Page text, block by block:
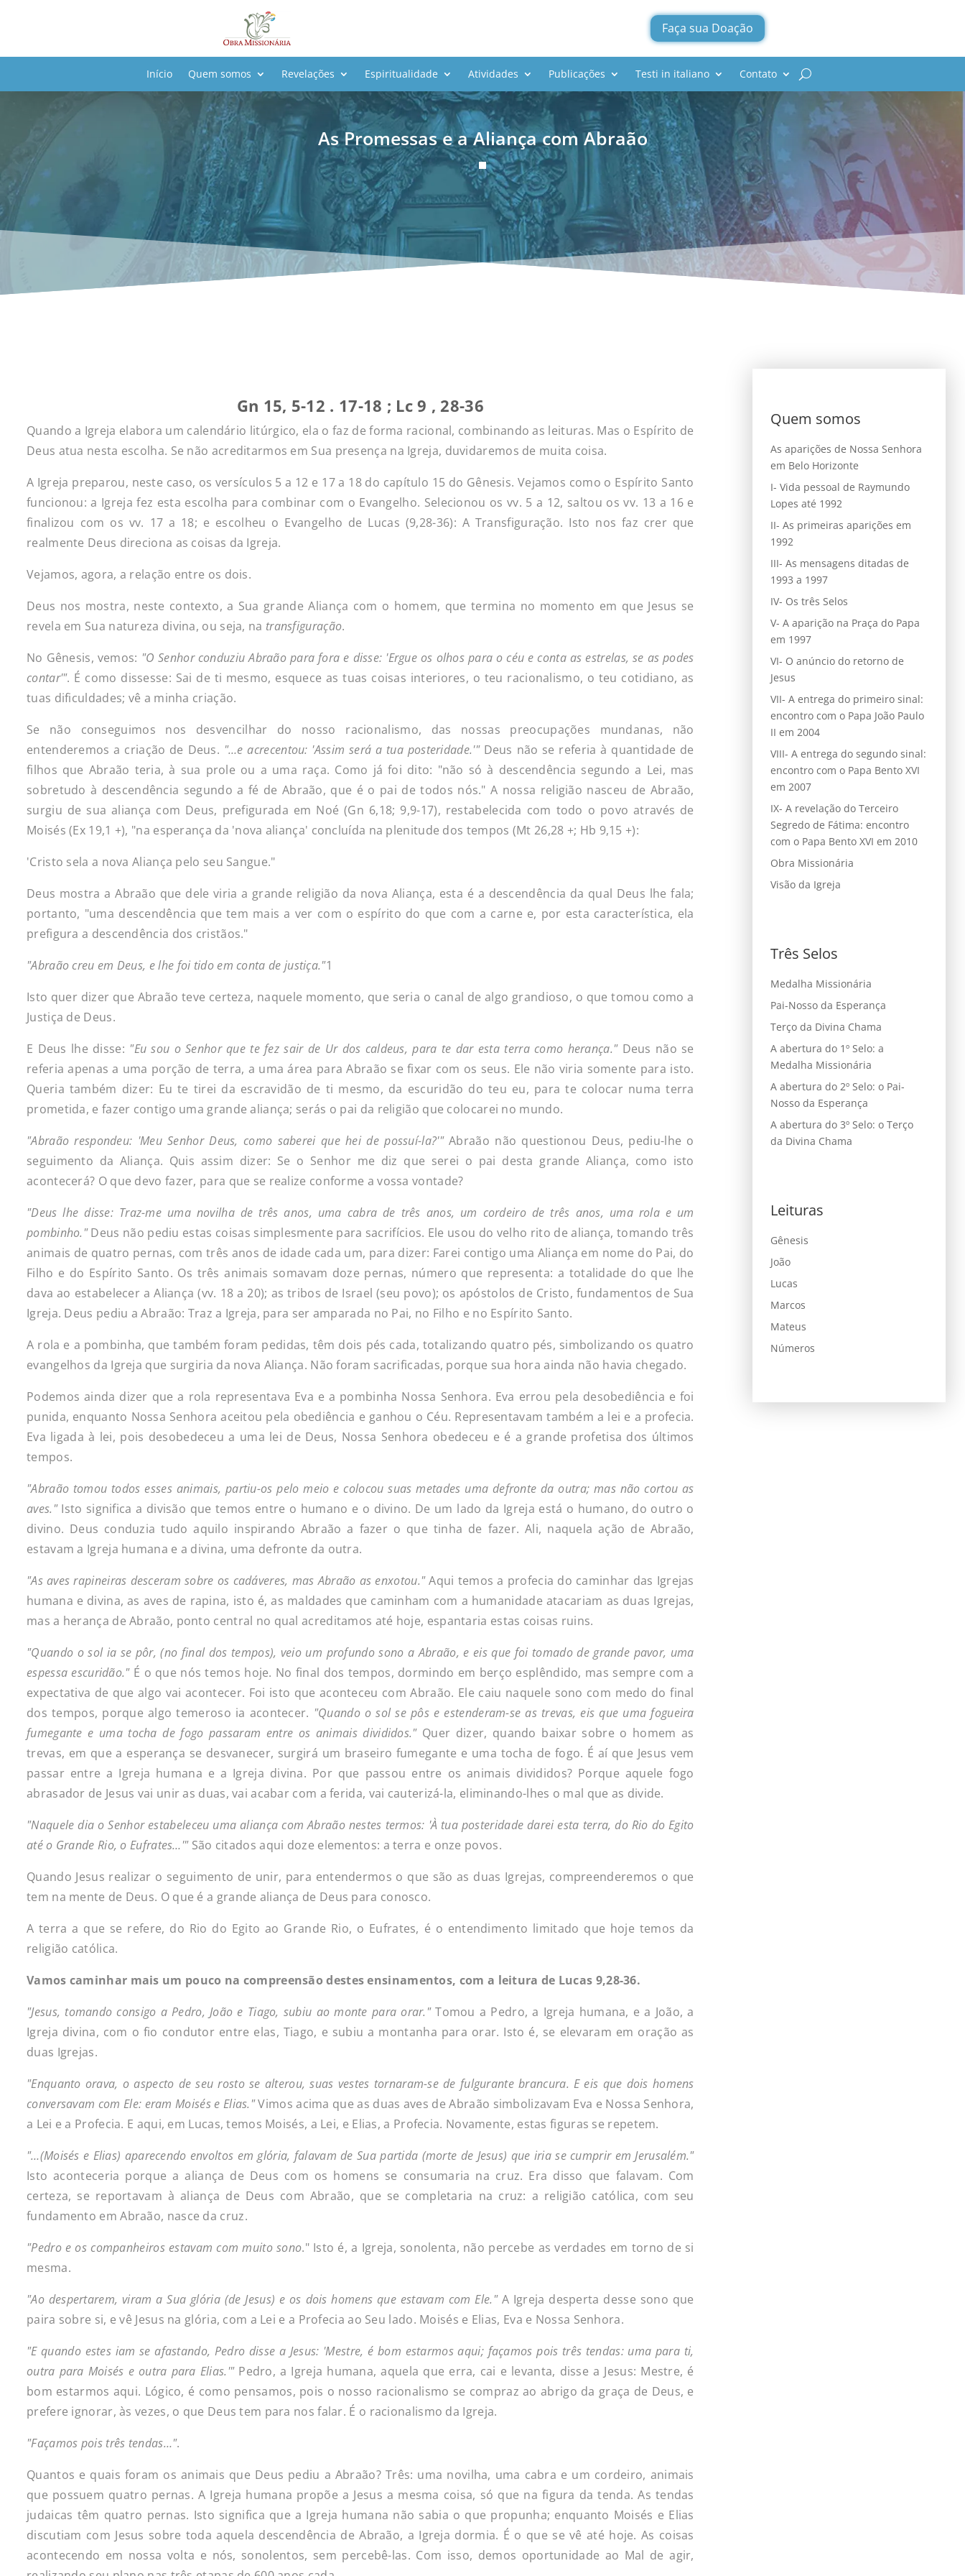
Faça sua Doação
Início Quem somos Revelações Espiritualidade Atividades Publicações Testi in italiano Contato
As Promessas e a Aliança com Abraão
Gn 15, 5-12 . 17-18 ; Lc 9 , 28-36
Quando a Igreja elabora um calendário litúrgico, ela o faz de forma racional, combinando as leituras. Mas o Espírito de
Deus atua nesta escolha. Se não acreditarmos em Sua presença na Igreja, duvidaremos de muita coisa.
A Igreja preparou, neste caso, os versículos 5 a 12 e 17 a 18 do capítulo 15 do Gênesis. Vejamos como o Espírito Santo
funcionou: a Igreja fez esta escolha para combinar com o Evangelho. Selecionou os vv. 5 a 12, saltou os vv. 13 a 16 e
finalizou com os vv. 17 a 18; e escolheu o Evangelho de Lucas (9,28-36): A Transfiguração. Isto nos faz crer que
realmente Deus direciona as coisas da Igreja.
Vejamos, agora, a relação entre os dois.
Deus nos mostra, neste contexto, a Sua grande Aliança com o homem, que termina no momento em que Jesus se
revela em Sua natureza divina, ou seja, na transfiguração.
No Gênesis, vemos: "O Senhor conduziu Abraão para fora e disse: 'Ergue os olhos para o céu e conta as estrelas, se as podes
contar'". É como dissesse: Sai de ti mesmo, esquece as tuas coisas interiores, o teu racionalismo, o teu cotidiano, as
tuas dificuldades; vê a minha criação.
Se não conseguimos nos desvencilhar do nosso racionalismo, das nossas preocupações mundanas, não
entenderemos a criação de Deus. "…e acrecentou: 'Assim será a tua posteridade.'" Deus não se referia à quantidade de
filhos que Abraão teria, à sua prole ou a uma raça. Como já foi dito: "não só à descendência segundo a Lei, mas
sobretudo à descendência segundo a fé de Abraão, que é o pai de todos nós." A nossa religião nasceu de Abraão,
surgiu de sua aliança com Deus, prefigurada em Noé (Gn 6,18; 9,9-17), restabelecida com todo o povo através de
Moisés (Ex 19,1 +), "na esperança da 'nova aliança' concluída na plenitude dos tempos (Mt 26,28 +; Hb 9,15 +):
'Cristo sela a nova Aliança pelo seu Sangue."
Deus mostra a Abraão que dele viria a grande religião da nova Aliança, esta é a descendência da qual Deus lhe fala;
portanto, "uma descendência que tem mais a ver com o espírito do que com a carne e, por esta característica, ela
prefigura a descendência dos cristãos."
"Abraão creu em Deus, elhe foi tido em conta de justiça."1
Isto quer dizer que Abraão teve certeza, naquele momento, que seria o canal de algo grandioso, o que tomou como a
Justiça de Deus.
E Deus lhe disse: "Eusou oSenhor que te fezsair de Ur dos caldeus, para te dar esta terra como herança."Deus não se
referia apenas a uma porção de terra, a uma área para Abraão se fixar com os seus. Ele não viria somente para isto.
Queria também dizer: Eu te tirei da escravidão de ti mesmo, da escuridão do teu eu, para te colocar numa terra
prometida, e fazer contigo uma grande aliança; serás o pai da religião que colocarei no mundo.
"Abraãorespondeu: 'Meu SenhorDeus, como saberei quehei depossuí-la?'"Abraão não questionou Deus, pediu-lhe o
seguimento da Aliança. Quis assim dizer: Se o Senhor me diz que serei o pai desta grande Aliança, como isto
acontecerá? O que devo fazer, para que se realize conforme a vossa vontade?
"Deus lhe disse: Traz-me uma novilha de três anos, uma cabra de três anos, um cordeiro de três anos, uma rola e um
pombinho."Deus não pediu estas coisas simplesmente para sacrifícios. Ele usou do velho rito de aliança, tomando três
animais de quatro pernas, com três anos de idade cada um, para dizer: Farei contigo uma Aliança em nome do Pai, do
Filho e do Espírito Santo. Os três animais somavam doze pernas, número que representa: a totalidade do que lhe
dava ao estabelecer a Aliança (vv. 18 a 20); as tribos de Israel (seu povo); os apóstolos de Cristo, fundamentos de Sua
Igreja. Deus pediu a Abraão: Traz a Igreja, para ser amparada no Pai, no Filho e no Espírito Santo.
A rola e a pombinha, que também foram pedidas, têm dois pés cada, totalizando quatro pés, simbolizando os quatro
evangelhos da Igreja que surgiria da nova Aliança. Não foram sacrificadas, porque sua hora ainda não havia chegado.
Podemos ainda dizer que a rola representava Eva e a pombinha Nossa Senhora. Eva errou pela desobediência e foi
punida, enquanto Nossa Senhora aceitou pela obediência e ganhou o Céu. Representavam também a lei e a profecia.
Eva ligada à lei, pois desobedeceu a uma lei de Deus, Nossa Senhora obedeceu e é a grande profetisa dos últimos
tempos.
"Abraão tomou todos esses animais, partiu-os pelo meio e colocousuas metades uma defronte da outra; mas não cortou as
aves."Isto significa a divisão que temos entre o humano e o divino. De um lado da Igreja está o humano, do outro o
divino. Deus conduzia tudo aquilo inspirando Abraão a fazer o que tinha de fazer. Ali, naquela ação de Abraão,
estavam a Igreja humana e a divina, uma defronte da outra.
"As aves rapineiras desceram sobre os cadáveres, mas Abraão as enxotou."Aqui temos a profecia do caminhar das Igrejas
humana e divina, as aves de rapina, isto é, as maldades que caminham com a humanidade atacariam as duas Igrejas,
mas a herança de Abraão, ponto central no qual acreditamos até hoje, espantaria estas coisas ruins.
"Quando o sol ia se pôr, (no final dos tempos), veio um profundosono a Abraão, e eis que foi tomado de grande pavor, uma
espessa escuridão."É o que nós temos hoje. No final dos tempos, dormindo em berço esplêndido, mas sempre com a
expectativa de que algo vai acontecer. Foi isto que aconteceu com Abraão. Ele caiu naquele sono com medo do final
dos tempos, porque algo temeroso ia acontecer. "Quando o sol se pôs e estenderam-se as trevas, eis que uma fogueira
fumegante e uma tocha de fogo passaram entre os animais divididos."Quer dizer, quando baixar sobre o homem as
trevas, em que a esperança se desvanecer, surgirá um braseiro fumegante e uma tocha de fogo. É aí que Jesus vem
passar entre a Igreja humana e a Igreja divina. Por que passou entre os animais divididos? Porque aquele fogo
abrasador de Jesus vai unir as duas, vai acabar com a ferida, vai cauterizá-la, eliminando-lhes o mal que as divide.
"Naquele dia o Senhor estabeleceu uma aliança com Abraão nestes termos: 'À tua posteridade darei esta terra, do Rio do Egito
até o Grande Rio, o Eufrates…'"São citados aqui doze elementos: a terra e onze povos.
Quando Jesus realizar o seguimento de unir, para entendermos o que são as duas Igrejas, compreenderemos o que
tem na mente de Deus. O que é a grande aliança de Deus para conosco.
A terra a que se refere, do Rio do Egito ao Grande Rio, o Eufrates, é o entendimento limitado que hoje temos da
religião católica.
Vamos caminhar mais um pouco na compreensão destes ensinamentos, com a leitura de Lucas 9,28-36.
"Jesus, tomando consigo a Pedro, João e Tiago, subiu ao monte para orar."Tomou a Pedro, a Igreja humana, e a João, a
Igreja divina, com o fio condutor entre elas, Tiago, e subiu a montanha para orar. Isto é, se elevaram em oração as
duas Igrejas.
"Enquanto orava, o aspecto de seu rosto se alterou, suas vestes tornaram-se de fulgurante brancura. E eis que dois homens
conversavam com Ele: eram Moisés e Elias."Vimos acima que as duas aves de Abraão simbolizavam Eva e Nossa Senhora,
a Lei e a Profecia. E aqui, em Lucas, temos Moisés, a Lei, e Elias, a Profecia. Novamente, estas figuras se repetem.
"…(Moisés e Elias) aparecendo envoltos em glória, falavam de Suapartida (morte de Jesus) que iria se cumprir em Jerusalém."
Isto aconteceria porque a aliança de Deus com os homens se consumaria na cruz. Era disso que falavam. Com
certeza, se reportavam à aliança de Deus com Abraão, que se completaria na cruz: a religião católica, com seu
fundamento em Abraão, nasce da cruz.
"Pedro e os companheiros estavam com muito sono." Isto é, a Igreja, sonolenta, não percebe as verdades em torno de si
mesma.
"Ao despertarem, viram a Sua glória (de Jesus) e os dois homens que estavam com Ele."A Igreja desperta desse sono que
paira sobre si, e vê Jesus na glória, com a Lei e a Profecia ao Seu lado. Moisés e Elias, Eva e Nossa Senhora.
"E quando estes iam se afastando, Pedro disse a Jesus: 'Mestre, ébom estarmos aqui; façamos pois três tendas: uma para ti,
outra para Moisés e outra para Elias.'"Pedro, a Igreja humana, aquela que erra, cai e levanta, disse a Jesus: Mestre, é
bom estarmos aqui. Lógico, é como pensamos, pois o nosso racionalismo se compraz ao abrigo da graça de Deus, e
prefere ignorar, às vezes, o que Deus tem para nos falar. É o racionalismo da Igreja.
"Façamos pois três tendas…".
Quantos e quais foram os animais que Deus pediu a Abraão? Três: uma novilha, uma cabra e um cordeiro, animais
que possuem quatro pernas. A Igreja humana propõe a Jesus a mesma coisa, só que na figura da tenda. As tendas
judaicas têm quatro pernas. Isto significa que a Igreja humana não sabia o que propunha; enquanto Moisés e Elias
discutiam com Jesus sobre toda aquela descendência de Abraão, a Igreja dormia. É o que se vê até hoje. As coisas
acontecendo em nossa volta e nós, sonolentos, sem percebê-las. Com isso, demos oportunidade ao Mal de agir,
Quem somos
As aparições de Nossa Senhora
em Belo Horizonte
I- Vida pessoal de Raymundo
Lopes até 1992
II- As primeiras aparições em
1992
III- As mensagens ditadas de
1993 a 1997
IV- Os três Selos
V- A aparição na Praça do Papa
em 1997
VI- O anúncio do retorno de
Jesus
VII- A entrega do primeiro sinal:
encontro com o Papa João Paulo
II em 2004
VIII- A entrega do segundo sinal:
encontro com o Papa Bento XVI
em 2007
IX- A revelação do Terceiro
Segredo de Fátima: encontro
com o Papa Bento XVI em 2010
Obra Missionária
Visão da Igreja
Três Selos
Medalha Missionária
Pai-Nosso da Esperança
Terço da Divina Chama
A abertura do 1º Selo: a
Medalha Missionária
A abertura do 2º Selo: o Pai-
Nosso da Esperança
A abertura do 3º Selo: o Terço
da Divina Chama
Leituras
Gênesis
João
Lucas
Marcos
Mateus
Números